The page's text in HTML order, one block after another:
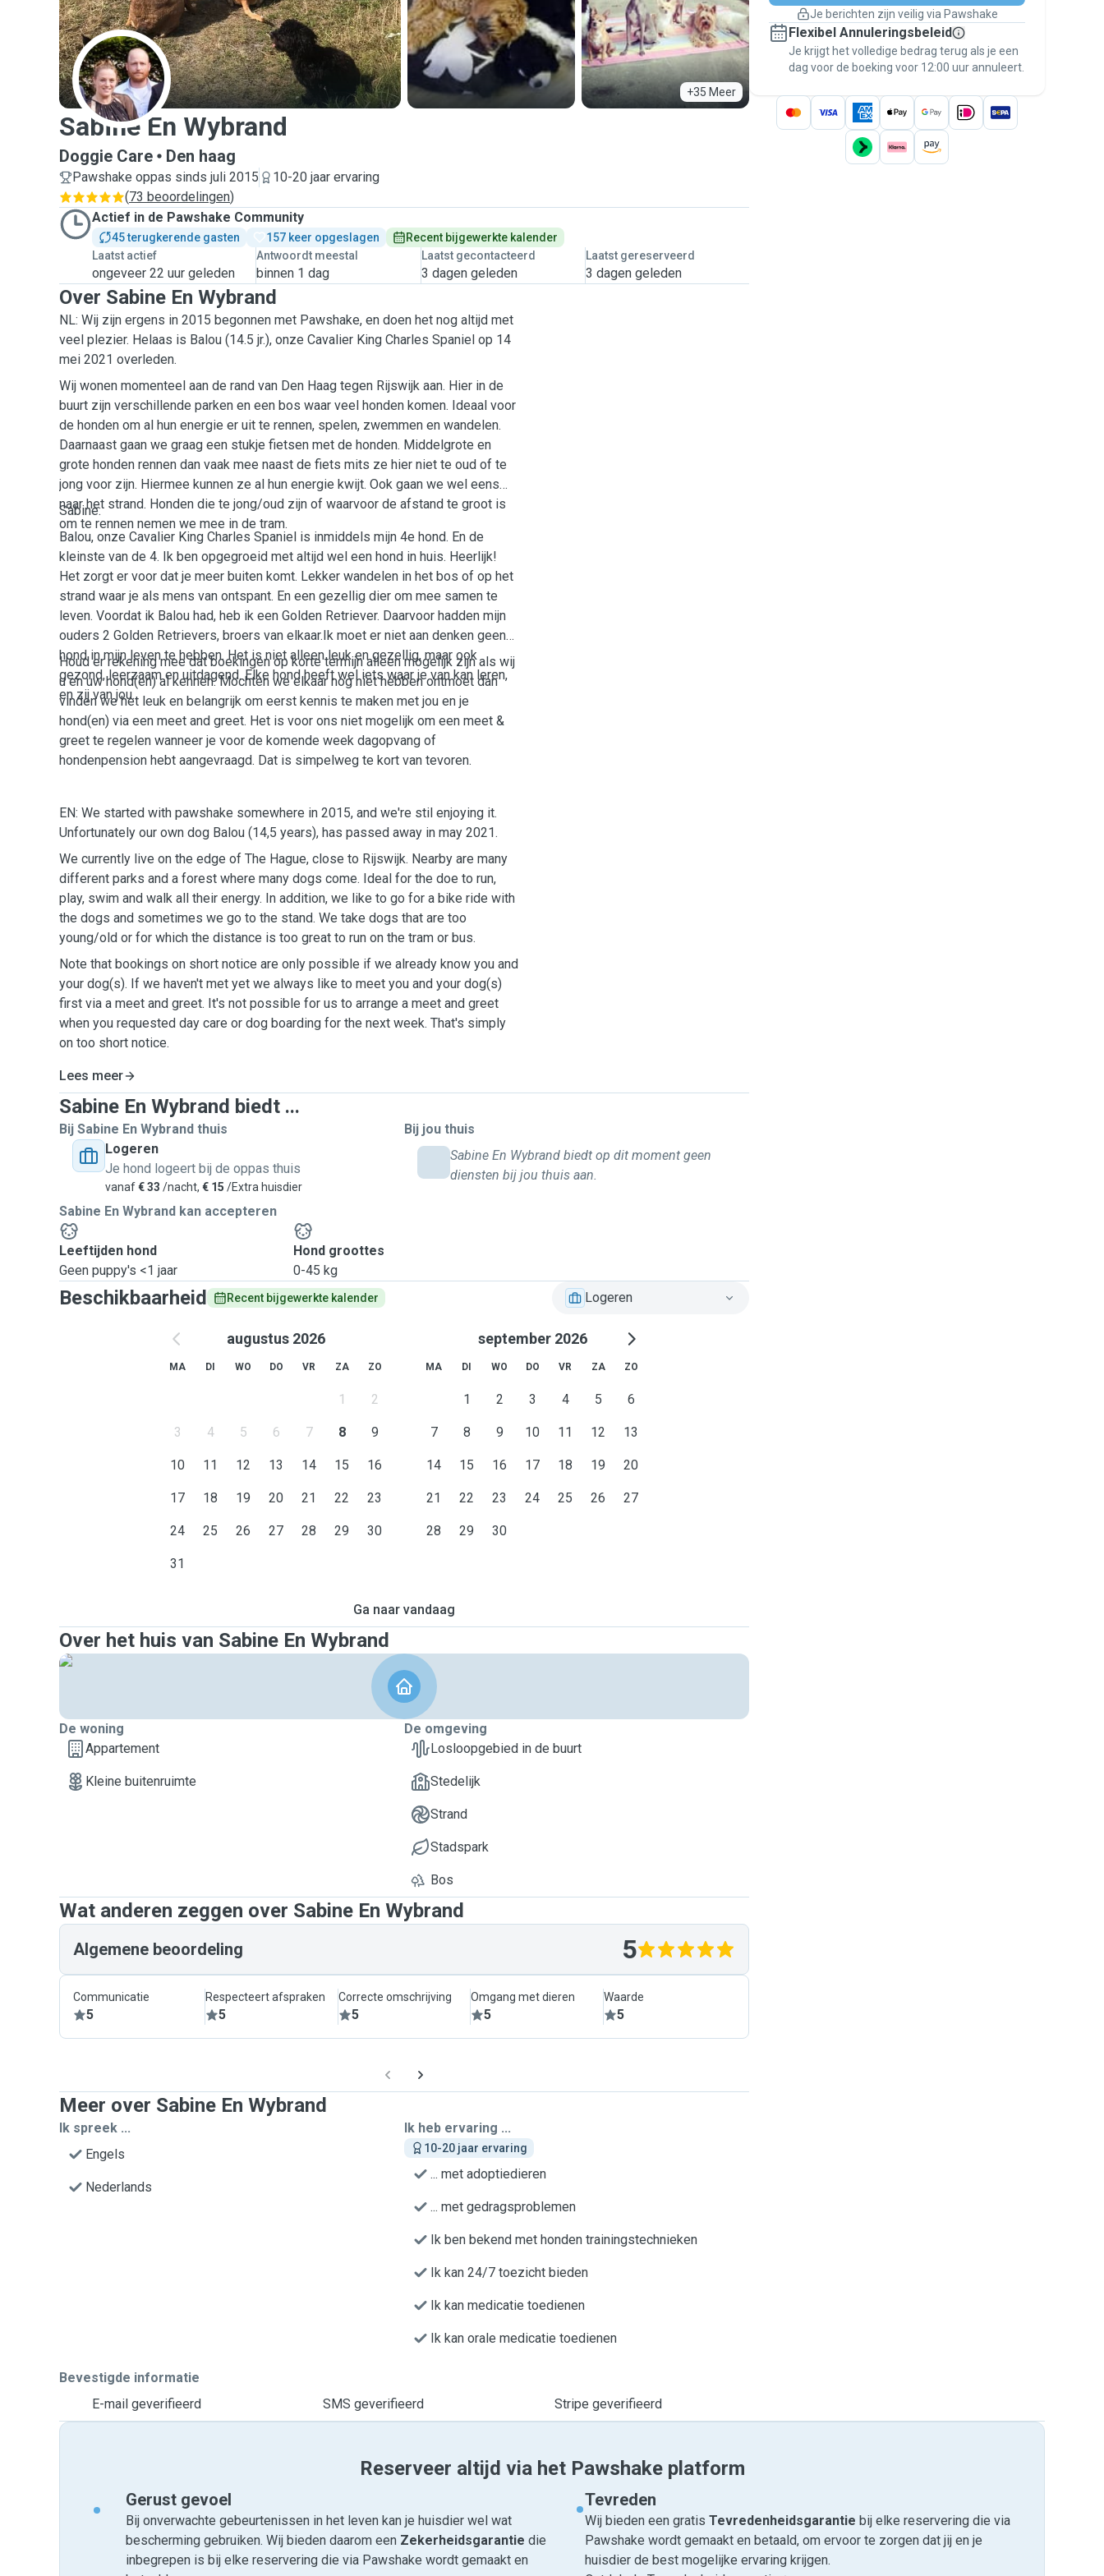
+35 Meer
S
Sabine En Wybrand
Doggie Care Den haag
Pawshake oppas sinds juli 2015
10-20 jaar ervaring
(73 beoordelingen)
Actief in de Pawshake Community
45 terugkerende gasten 157 keer opgeslagen
Recent bijgewerkte kalender
Laatst actief
ongeveer 22 uur geleden
Antwoordt meestal
binnen 1 dag
Laatst gecontacteerd
3 dagen geleden
Laatst gereserveerd
3 dagen geleden
Over Sabine En Wybrand
NL: Wij zijn ergens in 2015 begonnen met Pawshake, en doen het nog altijd met
veel plezier. Helaas is Balou (14.5 jr.), onze Cavalier King Charles Spaniel op 14
mei 2021 overleden.
Wij wonen momenteel aan de rand van Den Haag tegen Rijswijk aan. Hier in de
buurt zijn verschillende parken en een bos waar veel honden komen. Ideaal voor
de honden om al hun energie er uit te rennen, spelen, zwemmen en wandelen.
Daarnaast gaan we graag een stukje fietsen met de honden. Middelgrote en
grote honden rennen dan vaak mee naast de fiets mits ze hier niet te oud of te
jong voor zijn. Hiermee kunnen ze al hun energie kwijt. Ook gaan we wel eens
naar het strand. Honden die te jong/oud zijn of waarvoor de afstand te groot is
om te rennen nemen we mee in de tram.
Sabine:
Balou, onze Cavalier King Charles Spaniel is inmiddels mijn 4e hond. En de
kleinste van de 4. Ik ben opgegroeid met altijd wel een hond in huis. Heerlijk!
Het zorgt er voor dat je meer buiten komt. Lekker wandelen in het bos of op het
strand waar je als mens van ontspant. En een gezellig dier om mee samen te
leven. Voordat ik Balou had, heb ik een Golden Retriever. Daarvoor hadden mijn
ouders 2 Golden Retrievers, broers van elkaar.Ik moet er niet aan denken geen
hond in mijn leven te hebben. Het is niet alleen leuk en gezellig, maar ook
gezond, leerzaam en uitdagend. Elke hond heeft wel iets waar je van kan leren,
en zij van jou.
Houd er rekening mee dat boekingen op korte termijn alleen mogelijk zijn als wij
u en uw hond(en) al kennen. Mochten we elkaar nog niet hebben ontmoet dan
vinden we het leuk en belangrijk om eerst kennis te maken met jou en je
hond(en) via een meet and greet. Het is voor ons niet mogelijk om een meet &
greet te regelen wanneer je voor de komende week dagopvang of
hondenpension hebt aangevraagd. Dat is simpelweg te kort van tevoren.
EN: We started with pawshake somewhere in 2015, and we're stil enjoying it.
Unfortunately our own dog Balou (14,5 years), has passed away in may 2021.
We currently live on the edge of The Hague, close to Rijswijk. Nearby are many
different parks and a forest where many dogs come. Ideal for the doe to run,
play, swim and walk all their energy. In addition, we like to go for a bike ride with
the dogs and sometimes we go to the stand. We take dogs that are too
young/old or for which the distance is too great to run on the tram or bus.
Note that bookings on short notice are only possible if we already know you and
your dog(s). If we haven't met yet we always like to meet you and your dog(s)
first via a meet and greet. It's not possible for us to arrange a meet and greet
when you requested day care or dog boarding for the next week. That's simply
on too short notice.
Lees meer
Sabine En Wybrand biedt ...
Bij Sabine En Wybrand thuis
Logeren
Je hond logeert bij de oppas thuis
vanaf€ 33 /nacht, € 15 /Extra huisdier
Bij jou thuis
Sabine En Wybrand biedt op dit moment geen
diensten bij jou thuis aan.
Sabine En Wybrand kan accepteren
Leeftijden hond
Geen puppy's <1 jaar
Hond groottes
0-45 kg
Beschikbaarheid Recent bijgewerkte kalender Logeren
augustus 2026
MA DI WO DO VR ZA ZO
1 2
3 4 5 6 7 8 9
10 11 12 13 14 15 16
17 18 19 20 21 22 23
24 25 26 27 28 29 30
31
september 2026
MA DI WO DO VR ZA ZO
1 2 3 4 5 6
7 8 9 10 11 12 13
14 15 16 17 18 19 20
21 22 23 24 25 26 27
28 29 30
Ga naar vandaag
Over het huis van Sabine En Wybrand
De woning
Appartement
Kleine buitenruimte
De omgeving
Losloopgebied in de buurt
Stedelijk
Strand
Stadspark
Bos
Wat anderen zeggen over Sabine En Wybrand
Algemene beoordeling 5
Communicatie
5
Respecteert afspraken
5
Correcte omschrijving
5
Omgang met dieren
5
Waarde
5
Meer over Sabine En Wybrand
Ik spreek ...
Engels
Nederlands
Ik heb ervaring ...
10-20 jaar ervaring
... met adoptiedieren
... met gedragsproblemen
Ik ben bekend met honden trainingstechnieken
Ik kan 24/7 toezicht bieden
Ik kan medicatie toedienen
Ik kan orale medicatie toedienen
Bevestigde informatie
E-mail geverifieerd
SMS geverifieerd Stripe geverifieerd
Regel alles via Pawshake — van eerste
bericht tot betaling — en geniet van de
Pawshake Garantie.
Je berichten zijn veilig via Pawshake
Flexibel Annuleringsbeleid
Je krijgt het volledige bedrag terug als je een
dag voor de boeking voor 12:00 uur annuleert.
Reserveer altijd via het Pawshake platform
Gerust gevoel
Bij onverwachte gebeurtenissen in het leven kan je huisdier wel wat
bescherming gebruiken. Wij bieden daarom een Zekerheidsgarantie die
inbegrepen is bij elke reservering die via Pawshake wordt gemaakt en
Tevreden
Wij bieden een gratis Tevredenheids­garantie bij elke reservering die via
Pawshake wordt gemaakt en betaald, om ervoor te zorgen dat jij en je
huisdier de best mogelijke ervaring krijgen.